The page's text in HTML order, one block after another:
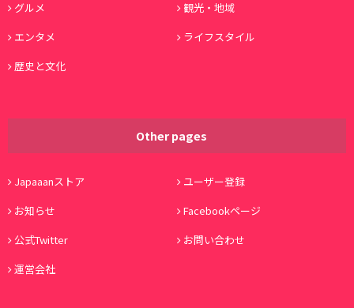
グルメ
観光・地域
エンタメ
ライフスタイル
歴史と文化
Other pages
Japaaanストア
ユーザー登録
お知らせ
Facebookページ
公式Twitter
お問い合わせ
運営会社